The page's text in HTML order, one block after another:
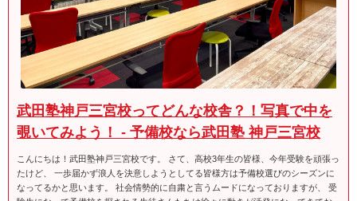
武田塾神戸三宮校ってどんな校舎？！写真で中を
覗いてみよう！ - 予備校なら武田塾 神戸三宮校
こんにちは！武田塾神戸三宮校です。 さて、高校3年生の皆様、今年受験を頑張っ
たけど、 一歩届かず浪人を決意しようとしてる皆様方は予備校選びのシーズンに
なってるかと思います。 社会情勢的に自粛と言うムードになっておりますが、 受